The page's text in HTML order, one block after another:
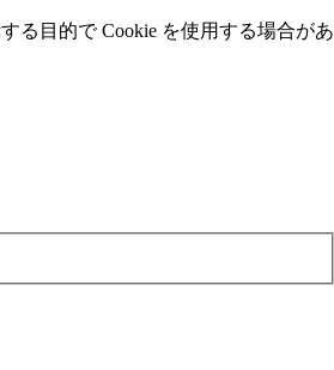
る⽬的で Cookie を使⽤する場合があ